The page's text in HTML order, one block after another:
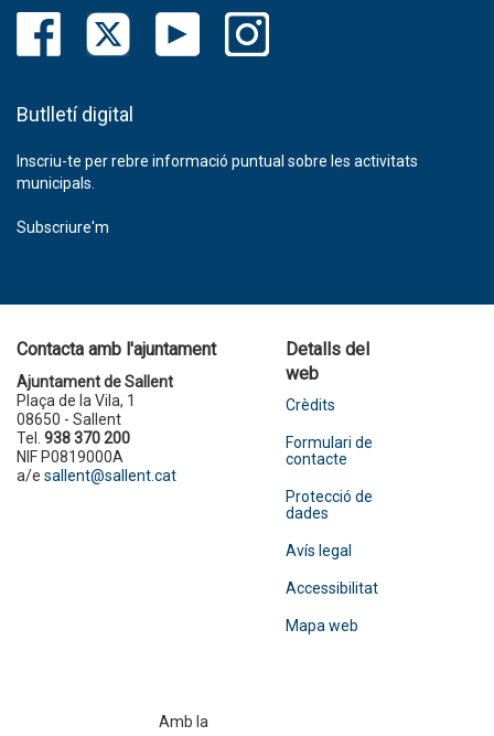
Butlletí digital
Inscriu-te per rebre informació puntual sobre les activitats
municipals.
Subscriure'm
Contacta amb l'ajuntament
Ajuntament de Sallent
Plaça de la Vila, 1
08650 - Sallent
Tel. 938 370 200
NIF P0819000A
a/e sallent@sallent.cat
Detalls del
web
Crèdits
Formulari de
contacte
Protecció de
dades
Avís legal
Accessibilitat
Mapa web
Amb la